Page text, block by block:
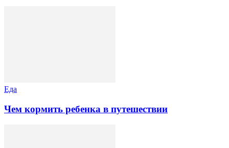
Еда
Чем кормить ребенка в путешествии